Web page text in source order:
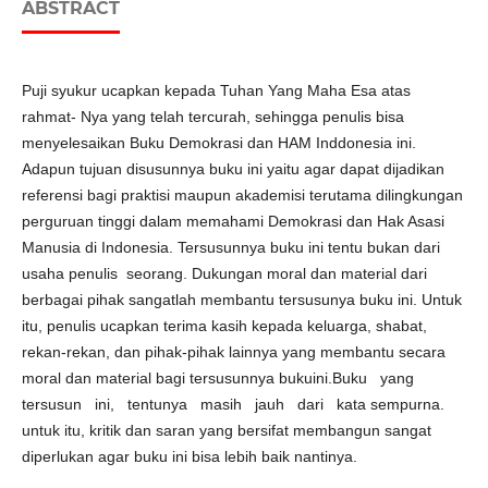
ABSTRACT
Puji syukur ucapkan kepada Tuhan Yang Maha Esa atas
rahmat- Nya yang telah tercurah, sehingga penulis bisa
menyelesaikan Buku Demokrasi dan HAM Inddonesia ini.
Adapun tujuan disusunnya buku ini yaitu agar dapat dijadikan
referensi bagi praktisi maupun akademisi terutama dilingkungan
perguruan tinggi dalam memahami Demokrasi dan Hak Asasi
Manusia di Indonesia. Tersusunnya buku ini tentu bukan dari
usaha penulis seorang. Dukungan moral dan material dari
berbagai pihak sangatlah membantu tersusunya buku ini. Untuk
itu, penulis ucapkan terima kasih kepada keluarga, shabat,
rekan-rekan, dan pihak-pihak lainnya yang membantu secara
moral dan material bagi tersusunnya bukuini.Buku yang
tersusun ini, tentunya masih jauh dari kata sempurna.
untuk itu, kritik dan saran yang bersifat membangun sangat
diperlukan agar buku ini bisa lebih baik nantinya.